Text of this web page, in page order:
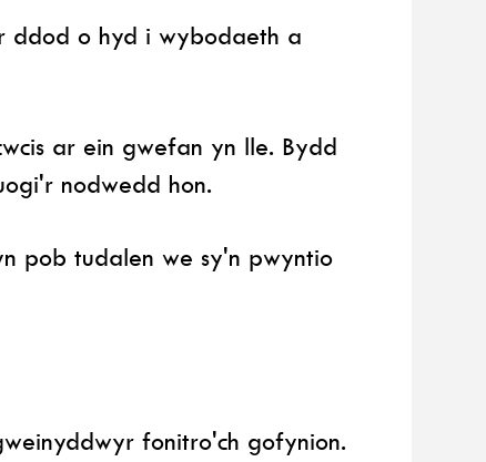
ddod o hyd i wybodaeth a
ar ein gwefan yn lle. Bydd
nodwedd hon.
pob tudalen we sy'n pwyntio
fonitro'ch gofynion.